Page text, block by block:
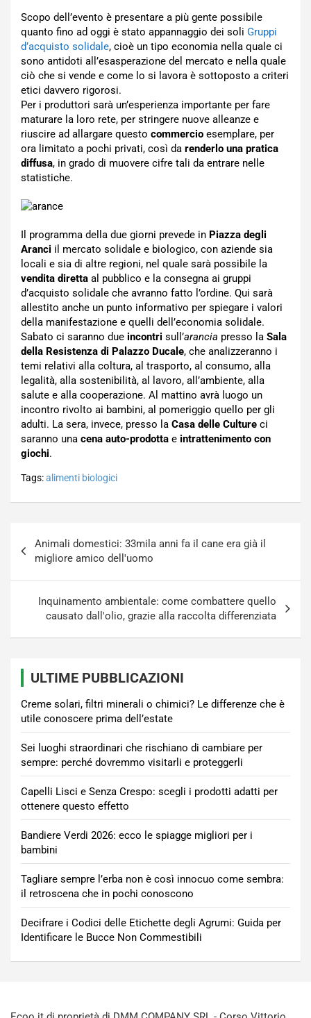
Scopo dell’evento è presentare a più gente possibile
quanto fino ad oggi è stato appannaggio dei soli Gruppi
d’acquisto solidale, cioè un tipo economia nella quale ci
sono antidoti all’esasperazione del mercato e nella quale
ciò che si vende e come lo si lavora è sottoposto a criteri
etici davvero rigorosi.
Per i produttori sarà un’esperienza importante per fare
maturare la loro rete, per stringere nuove alleanze e
riuscire ad allargare questo commercio esemplare, per
ora limitato a pochi privati, così da renderlo una pratica
diffusa, in grado di muovere cifre tali da entrare nelle
statistiche.
Il programma della due giorni prevede in Piazza degli
Aranci il mercato solidale e biologico, con aziende sia
locali e sia di altre regioni, nel quale sarà possibile la
vendita diretta al pubblico e la consegna ai gruppi
d’acquisto solidale che avranno fatto l’ordine. Qui sarà
allestito anche un punto informativo per spiegare i valori
della manifestazione e quelli dell’economia solidale.
Sabato ci saranno due incontri sull’arancia presso la Sala
della Resistenza di Palazzo Ducale, che analizzeranno i
temi relativi alla coltura, al trasporto, al consumo, alla
legalità, alla sostenibilità, al lavoro, all’ambiente, alla
salute e alla cooperazione. Al mattino avrà luogo un
incontro rivolto ai bambini, al pomeriggio quello per gli
adulti. La sera, invece, presso la Casa delle Culture ci
saranno una cena auto-prodotta e intrattenimento con
giochi.
Tags:alimenti biologici
articoli
Animali domestici: 33mila anni fa il cane era già il
migliore amico dell'uomo
Inquinamento ambientale: come combattere quello
causato dall'olio, grazie alla raccolta differenziata
ULTIME PUBBLICAZIONI
Creme solari, filtri minerali o chimici? Le differenze che è
utile conoscere prima dell’estate
Sei luoghi straordinari che rischiano di cambiare per
sempre: perché dovremmo visitarli e proteggerli
Capelli Lisci e Senza Crespo: scegli i prodotti adatti per
ottenere questo effetto
Bandiere Verdi 2026: ecco le spiagge migliori per i
bambini
Tagliare sempre l’erba non è così innocuo come sembra:
il retroscena che in pochi conoscono
Decifrare i Codici delle Etichette degli Agrumi: Guida per
Identificare le Bucce Non Commestibili